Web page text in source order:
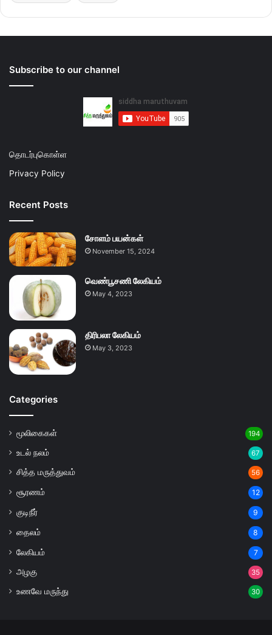
Subscribe to our channel
தொடர்புகொள்ள
Privacy Policy
Recent Posts
சோளம் பயன்கள்
November 15, 2024
வெண்பூசணி லேகியம்
May 4, 2023
திரிபலா லேகியம்
May 3, 2023
Categories
மூலிகைகள் 194
உடல் நலம் 67
சித்த மருத்துவம் 56
சூரணம் 12
குடிநீர் 9
தைலம் 8
லேகியம் 7
அழகு 35
உணவே மருந்து 30